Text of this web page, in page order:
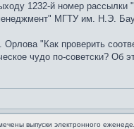
1232-й номер рассылки
МГТУ им. Н.Э.
"Как проверить
чудо по-советски? Об
выпуски электронного